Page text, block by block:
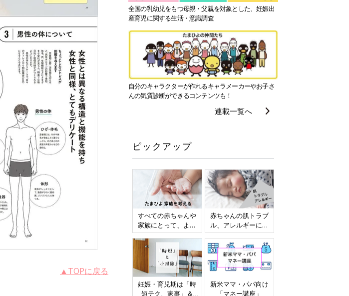
▲TOPに戻る
全国の乳幼児をもつ母親・父親を対象とした、妊娠出
産育児に関する生活・意識調査
自分のキャラクターが作れるキャラメーカーやお子さ
んの気質診断ができるコンテンツも！
連載一覧へ
ピックアップ
すべての赤ちゃんや
家族にとって、より
よい社会・環境とな
ることをめざしてさ
まざまな課題を取材
し、発信していきま
す
赤ちゃんの肌トラブ
ル、アレルギーにつ
いて
妊娠・育児期は「時
短テク、家事」＆
新米ママ・パパ向け
「マネー講座」